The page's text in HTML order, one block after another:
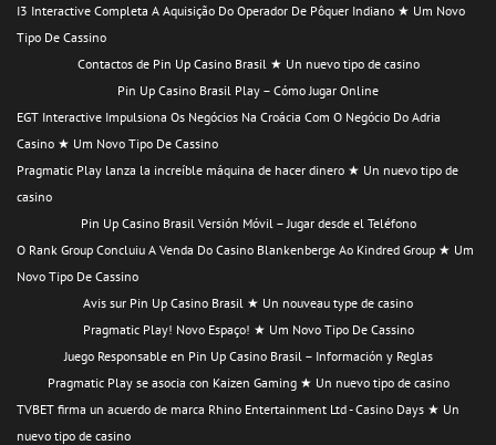
I3 Interactive Completa A Aquisição Do Operador De Pôquer Indiano ★ Um Novo
Tipo De Cassino
Contactos de Pin Up Casino Brasil ★ Un nuevo tipo de casino
Pin Up Casino Brasil Play – Cómo Jugar Online
EGT Interactive Impulsiona Os Negócios Na Croácia Com O Negócio Do Adria
Casino ★ Um Novo Tipo De Cassino
Pragmatic Play lanza la increíble máquina de hacer dinero ★ Un nuevo tipo de
casino
Pin Up Casino Brasil Versión Móvil – Jugar desde el Teléfono
O Rank Group Concluiu A Venda Do Casino Blankenberge Ao Kindred Group ★ Um
Novo Tipo De Cassino
Avis sur Pin Up Casino Brasil ★ Un nouveau type de casino
Pragmatic Play! Novo Espaço! ★ Um Novo Tipo De Cassino
Juego Responsable en Pin Up Casino Brasil – Información y Reglas
Pragmatic Play se asocia con Kaizen Gaming ★ Un nuevo tipo de casino
TVBET firma un acuerdo de marca Rhino Entertainment Ltd - Casino Days ★ Un
nuevo tipo de casino